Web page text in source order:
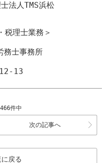
法人TMS浜松
理士業務＞
務士事務所
13
件中
次の記事へ
戻る